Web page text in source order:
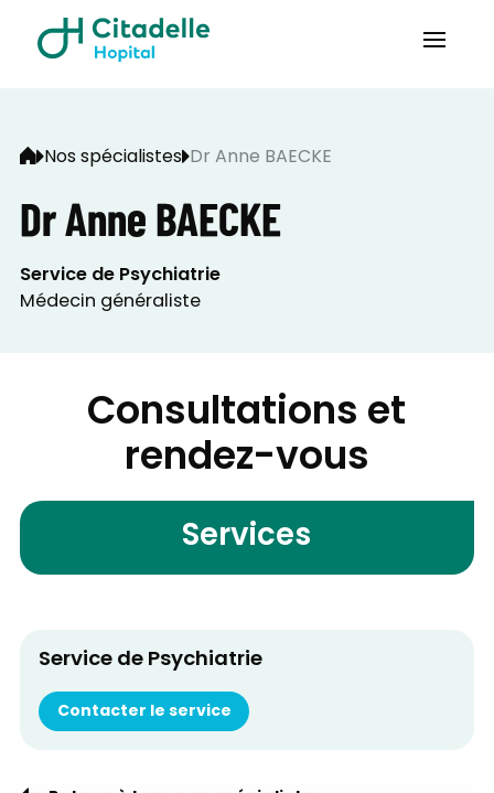
Nos spécialistes Dr Anne BAECKE
Dr Anne BAECKE
Service de Psychiatrie
Médecin généraliste
Consultations et
rendez-vous
Services
Service de Psychiatrie
Contacter le service